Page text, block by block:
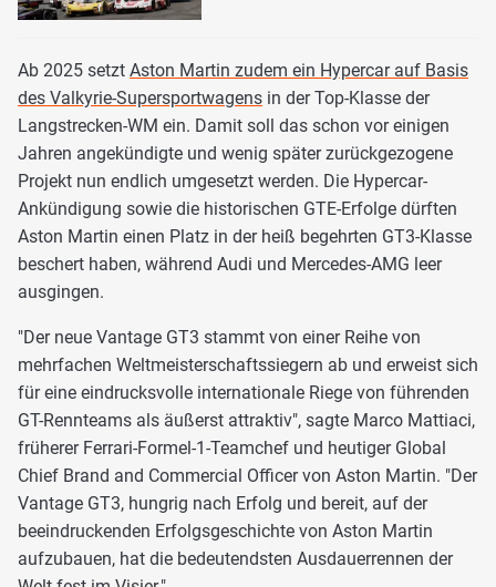
Ab 2025 setzt Aston Martin zudem ein Hypercar auf Basis
des Valkyrie-Supersportwagens in der Top-Klasse der
Langstrecken-WM ein. Damit soll das schon vor einigen
Jahren angekündigte und wenig später zurückgezogene
Projekt nun endlich umgesetzt werden. Die Hypercar-
Ankündigung sowie die historischen GTE-Erfolge dürften
Aston Martin einen Platz in der heiß begehrten GT3-Klasse
beschert haben, während Audi und Mercedes-AMG leer
ausgingen.
"Der neue Vantage GT3 stammt von einer Reihe von
mehrfachen Weltmeisterschaftssiegern ab und erweist sich
für eine eindrucksvolle internationale Riege von führenden
GT-Rennteams als äußerst attraktiv", sagte Marco Mattiaci,
früherer Ferrari-Formel-1-Teamchef und heutiger Global
Chief Brand and Commercial Officer von Aston Martin. "Der
Vantage GT3, hungrig nach Erfolg und bereit, auf der
beeindruckenden Erfolgsgeschichte von Aston Martin
aufzubauen, hat die bedeutendsten Ausdauerrennen der